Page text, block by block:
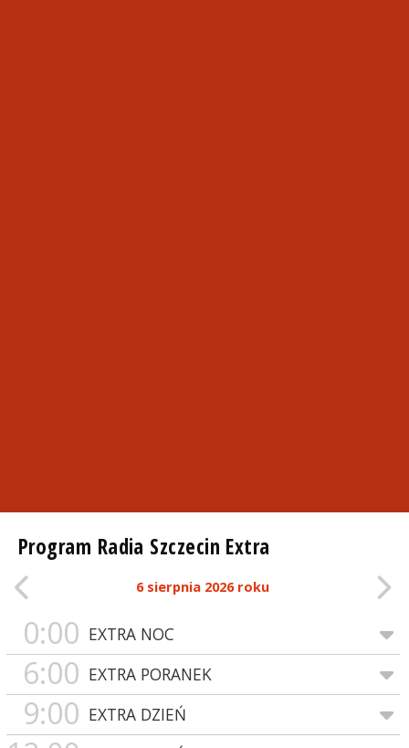
Program Radia Szczecin Extra
6 sierpnia 2026 roku
0:00 EXTRA NOC
6:00 EXTRA PORANEK
9:00 EXTRA DZIEŃ